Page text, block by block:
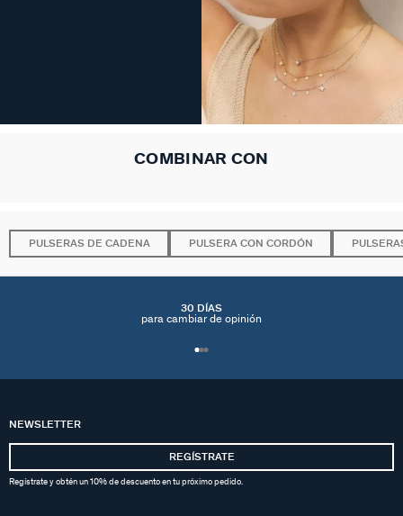
COMBINAR CON
PULSERAS DE CADENA PULSERA CON CORDÓN
30 DÍAS
para cambiar de opinión
NEWSLETTER
REGÍSTRATE
Regístrate y obtén un 10% de descuento en tu próximo pedido.